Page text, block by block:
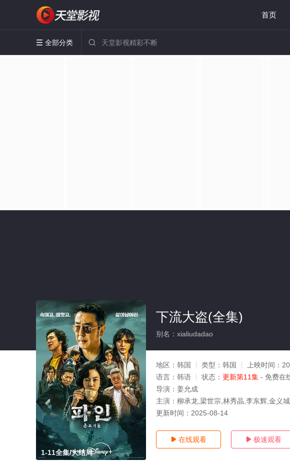
首页
 全部分类 
1-11全集/大结局
下流大盗(全集)
别名：xialiudadao
地区： 韩国 类型： 韩国 上映时间：
语言： 韩语 状态： 更新第11集 - 免费在
导演： 姜允成
主演： 柳承龙,梁世宗,林秀晶,李东辉,金义
更新时间： 2025-08-14
 在线观看  极速观看